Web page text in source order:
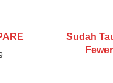
Sudah